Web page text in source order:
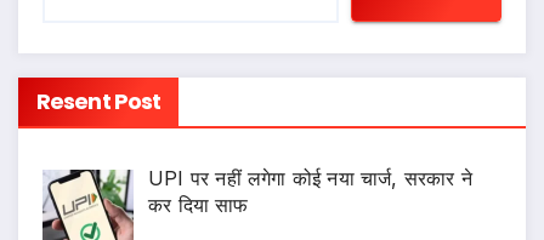
Resent Post
UPI पर नहीं लगेगा कोई नया चार्ज, सरकार ने
कर दिया साफ